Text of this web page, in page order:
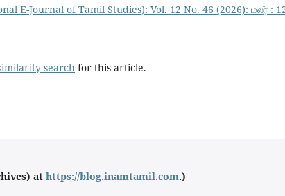
E-Journal of Tamil Studies): Vol. 12 No. 46 (2026): மலர் :
search for this article.
at https://blog.inamtamil.com.)